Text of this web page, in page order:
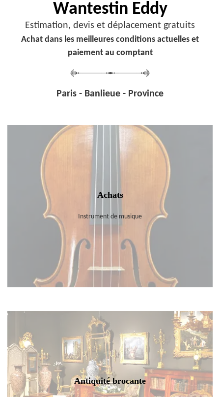
Wantestin Eddy
Estimation, devis et déplacement gratuits
Achat dans les meilleures conditions actuelles et
paiement au comptant
Paris - Banlieue - Province
Achats
Instrument de musique
Antiquité brocante